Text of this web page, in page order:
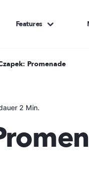
Features
Promenade
2 Min.